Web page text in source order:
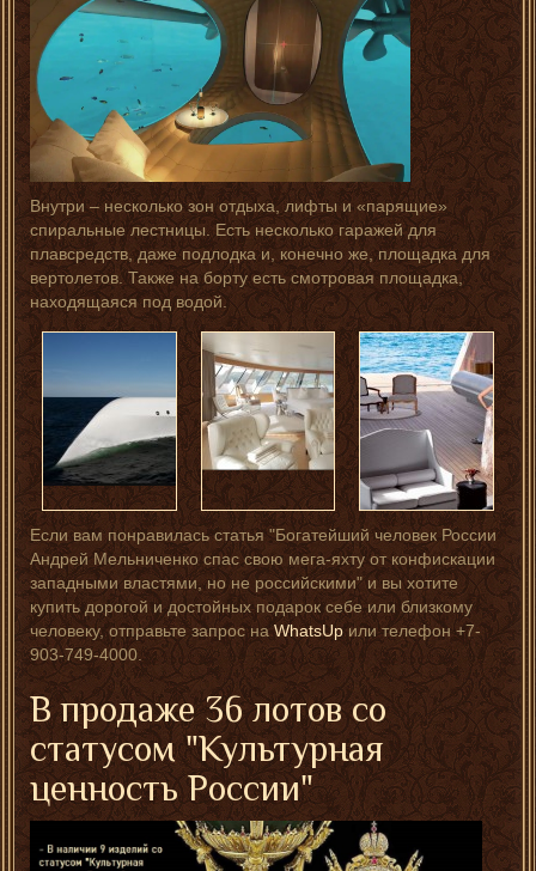
Внутри – несколько зон отдыха, лифты и «парящие»
спиральные лестницы. Есть несколько гаражей для
плавсредств, даже подлодка и, конечно же, площадка для
вертолетов. Также на борту есть смотровая площадка,
находящаяся под водой.
Если вам понравилась статья "Богатейший человек России
Андрей Мельниченко спас свою мега-яхту от конфискации
западными властями, но не российскими" и вы хотите
купить дорогой и достойных подарок себе или близкому
человеку, отправьте запрос наWhatsUpили телефон +7-
903-749-4000.
В продаже 36 лотов со
статусом "Культурная
ценность России"